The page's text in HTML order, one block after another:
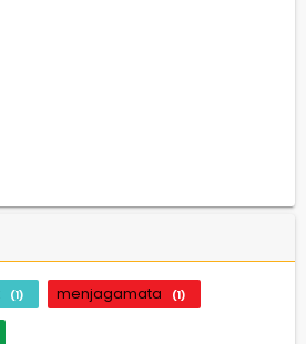
(1) menjagamata (1)